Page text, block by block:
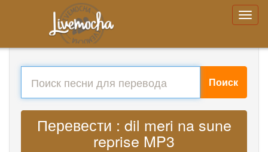
Поиск
Перевести : dil meri na sune
reprise MP3